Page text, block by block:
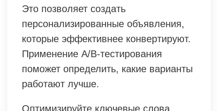
Это позволяет создать
персонализированные объявления,
которые эффективнее конвертируют.
Применение A/B-тестирования
поможет определить, какие варианты
работают лучше.
Оптимизируйте ключевые слова.